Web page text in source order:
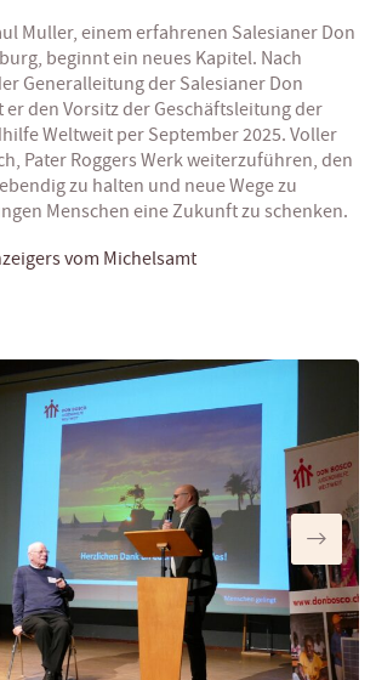
Muller, einem erfahrenen Salesianer Don
beginnt ein neues Kapitel. Nach
Generalleitung der Salesianer Don
den Vorsitz der Geschäftsleitung der
Weltweit per September 2025. Voller
Pater Roggers Werk weiterzuführen, den
zu halten und neue Wege zu
Menschen eine Zukunft zu schenken.
vom Michelsamt